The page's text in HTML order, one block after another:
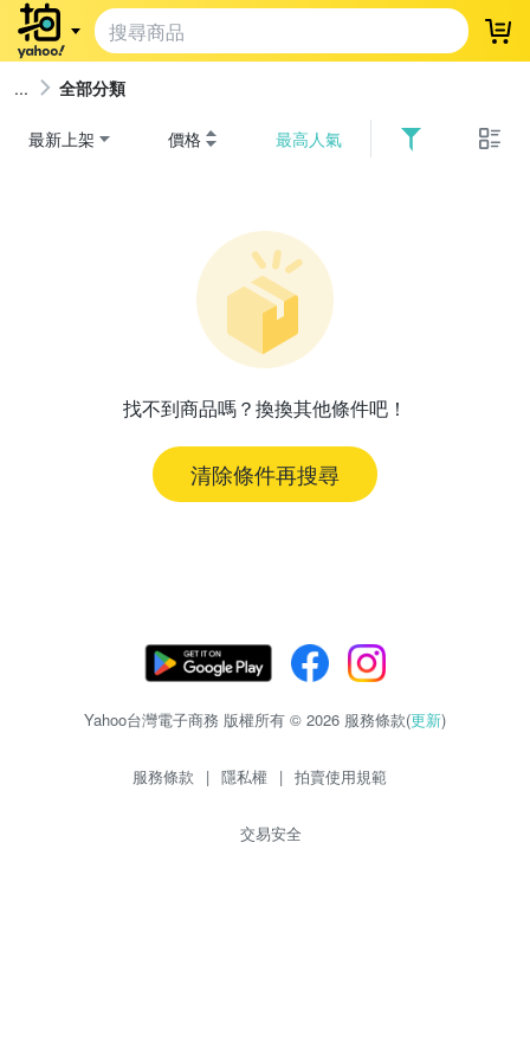
登
全部分類
最新上架 價格 最高人氣
找不到商品嗎？換換其他條件吧！
清除條件再搜尋
Yahoo台灣電子商務 版權所有 © 2026 服務條款(更新)
服務條款 | 隱私權 | 拍賣使用規範
交易安全